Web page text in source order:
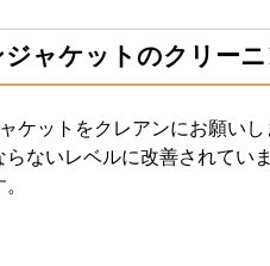
ャケットのクリー
ケットをクレアンにお願いし
ないレベルに改善されていま